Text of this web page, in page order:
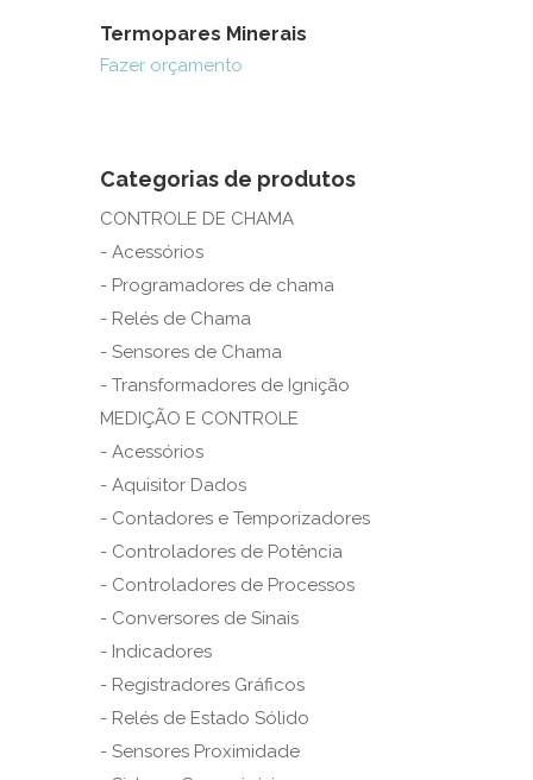
Termopares Minerais
Fazer orçamento
Categorias de produtos
CONTROLE DE CHAMA
- Acessórios
- Programadores de chama
- Relés de Chama
- Sensores de Chama
- Transformadores de Ignição
MEDIÇÃO E CONTROLE
- Acessórios
- Aquisitor Dados
- Contadores e Temporizadores
- Controladores de Potência
- Controladores de Processos
- Conversores de Sinais
- Indicadores
- Registradores Gráficos
- Relés de Estado Sólido
- Sensores Proximidade